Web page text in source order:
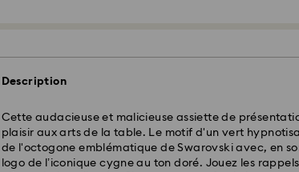
Description
Cette audacieuse et malicieuse assiette de
plaisir aux arts de la table. Le motif d'un vert
de l'octogone emblématique de Swarovski avec, en
logo de l’iconique cygne au ton doré. Jouez les
Les commandes passées du lundi au vendredi avant
Délai de livraison standard: 2 jour ouvrable après
Frais de livraison standard: EUR 6.95
Livraison standard offerte à partir de : EUR 99